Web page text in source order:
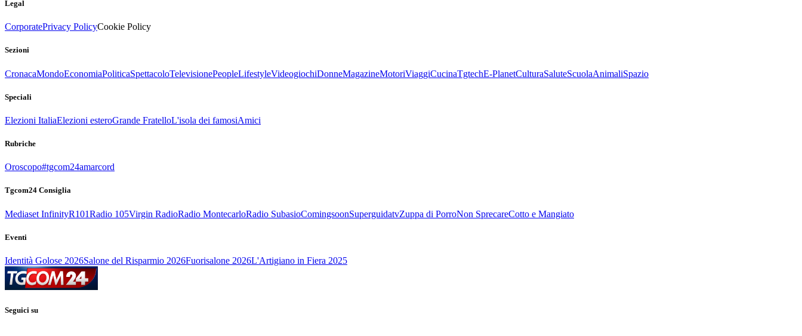
Legal
CorporatePrivacy PolicyCookie Policy
Sezioni
CronacaMondoEconomiaPoliticaSpettacoloTelevisionePeopleLifestyleVideogiochiDonneMagazineMotoriViaggiCucinaTgtechE-PlanetCulturaSaluteScuolaAnimaliSpazio
Speciali
Elezioni ItaliaElezioni esteroGrande FratelloL'isola dei famosiAmici
Rubriche
Oroscopo#tgcom24amarcord
Tgcom24 Consiglia
Mediaset InfinityR101Radio 105Virgin RadioRadio MontecarloRadio SubasioComingsoonSuperguidatvZuppa di PorroNon SprecareCotto e Mangiato
Eventi
Identità Golose 2026Salone del Risparmio 2026Fuorisalone 2026L'Artigiano in Fiera 2025
Seguici su